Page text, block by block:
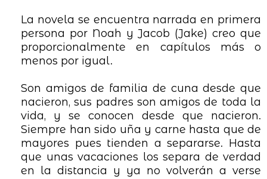
La novela se encuentra narrada en primera
persona por Noah y Jacob (Jake) creo que
proporcionalmente en capítulos más o
menos por igual.
Son amigos de familia de cuna desde que
nacieron, sus padres son amigos de toda la
vida, y se conocen desde que nacieron.
Siempre han sido uña y carne hasta que de
mayores pues tienden a separarse. Hasta
que unas vacaciones los separa de verdad
en la distancia y ya no volverán a verse